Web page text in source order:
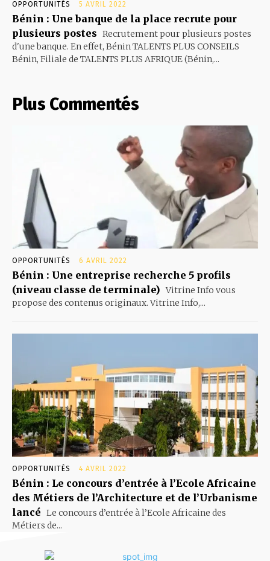
OPPORTUNITÉS 5 AVRIL 2022
Bénin : Une banque de la place recrute pour
plusieurs postes Recrutement pour plusieurs postes
d'une banque. En effet, Bénin TALENTS PLUS CONSEILS
Bénin, Filiale de TALENTS PLUS AFRIQUE (Bénin,...
Plus Commentés
OPPORTUNITÉS 6 AVRIL 2022
Bénin : Une entreprise recherche 5 profils
(niveau classe de terminale) Vitrine Info vous
propose des contenus originaux. Vitrine Info,...
OPPORTUNITÉS 4 AVRIL 2022
Bénin : Le concours d’entrée à l’Ecole Africaine
des Métiers de l’Architecture et de l’Urbanisme
lancé Le concours d’entrée à l’Ecole Africaine des
Métiers de...